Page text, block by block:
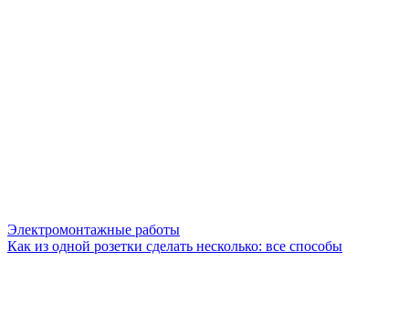
Электромонтажные работы
Как из одной розетки сделать несколько: все способы